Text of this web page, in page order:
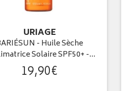
URIAGE
- Huile Sèche
Solaire SPF50+ -…
19,90€